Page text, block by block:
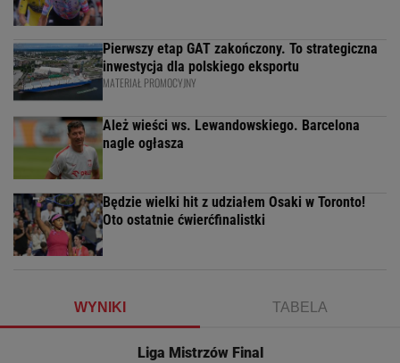
Pierwszy etap GAT zakończony. To strategiczna
inwestycja dla polskiego eksportu
MATERIAŁ PROMOCYJNY
Ależ wieści ws. Lewandowskiego. Barcelona
nagle ogłasza
Będzie wielki hit z udziałem Osaki w Toronto!
Oto ostatnie ćwierćfinalistki
WYNIKI TABELA
Liga Mistrzów Final